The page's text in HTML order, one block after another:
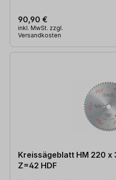
90,90 €
inkl. MwSt. zzgl.
Versandkosten
Kreissägeblatt HM 220 x
Z=42 HDF